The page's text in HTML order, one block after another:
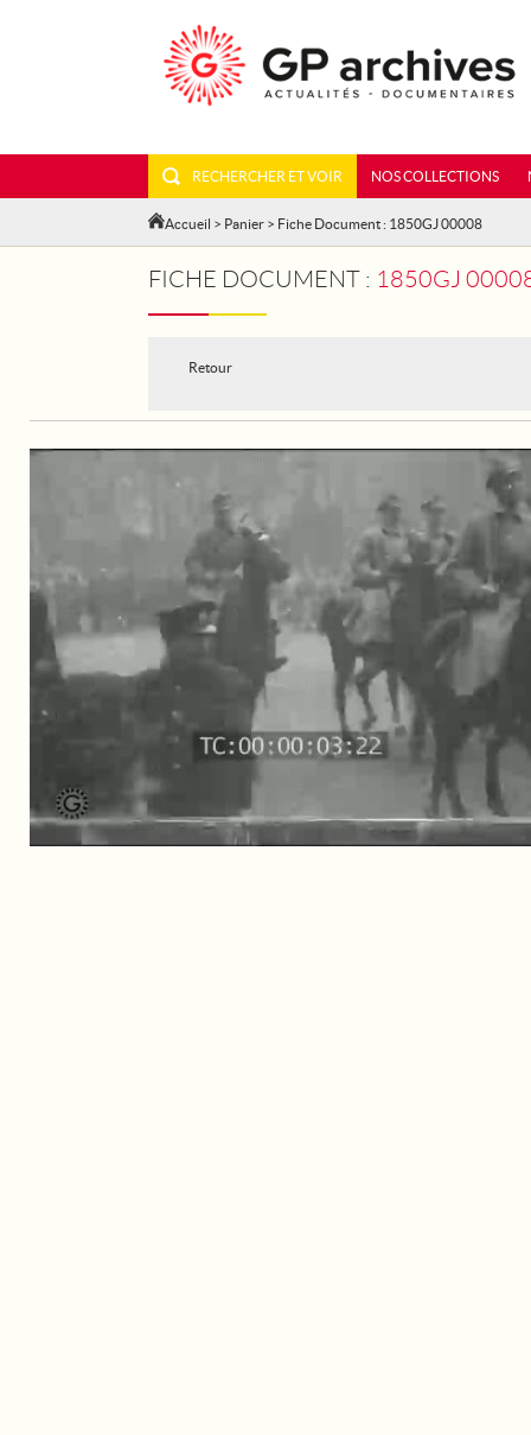
RECHERCHER ET VOIR NOS COLLECTIONS
Accueil > Panier > Fiche Document : 1850GJ 00008
FICHE DOCUMENT : 1850GJ 00008
Retour